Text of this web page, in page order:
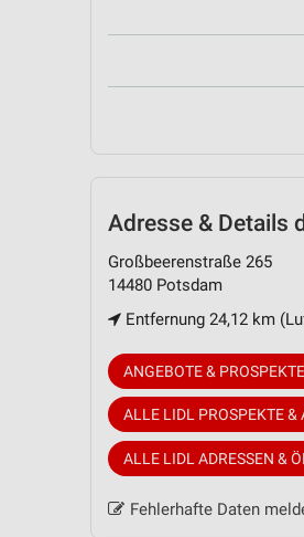
Adresse & Details
Großbeerenstraße 265
14480 Potsdam
Entfernung 24,12 km
ANGEBOTE &
ALLE LIDL PROSPEKTE &
ALLE LIDL ADRESSEN &
Fehlerhafte Daten